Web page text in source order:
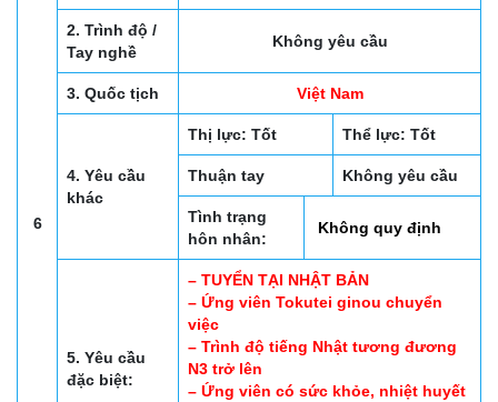
6
2. Trình độ /
Tay nghề
Không yêu cầu
3. Quốc tịch Việt Nam
4. Yêu cầu
khác
Thị lực: Tốt Thể lực: Tốt
Thuận tay Không yêu cầu
Tình trạng
hôn nhân:
Không quy định
5. Yêu cầu
đặc biệt:
– TUYỂN TẠI NHẬT BẢN
– Ứng viên Tokutei ginou chuyển
việc
– Trình độ tiếng Nhật tương đương
N3 trở lên
– Ứng viên có sức khỏe, nhiệt huyết